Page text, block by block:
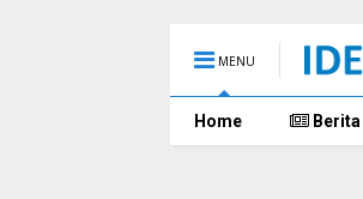
MENU
Home Berita